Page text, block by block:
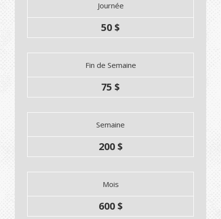
Journée
50 $
Fin de Semaine
75 $
Semaine
200 $
Mois
600 $